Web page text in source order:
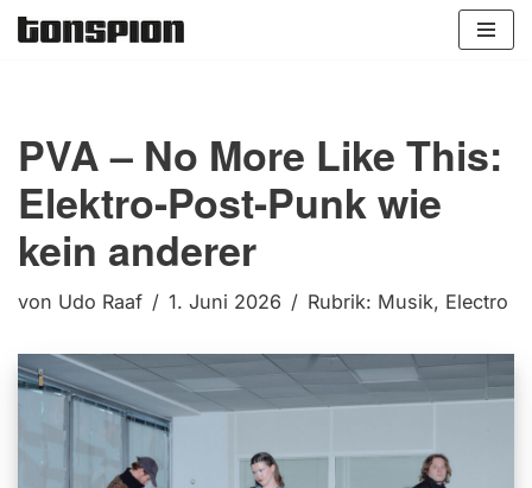
PVA – No More Like This:
Elektro-Post-Punk wie
kein anderer
von Udo Raaf 1. Juni 2026 Rubrik: Musik, Electro